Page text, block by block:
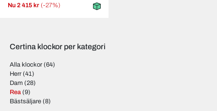
Nu 2 415 kr (-27%)
Certina klockor per kategori
Alla klockor (64)
Herr (41)
Dam (28)
Rea (9)
Bästsäljare (8)